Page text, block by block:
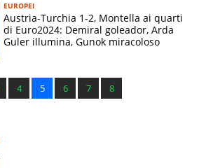
EUROPEI
Austria-Turchia 1-2, Montella ai quarti
di Euro2024: Demiral goleador, Arda
Guler illumina, Gunok miracoloso
4 5 6 7 8